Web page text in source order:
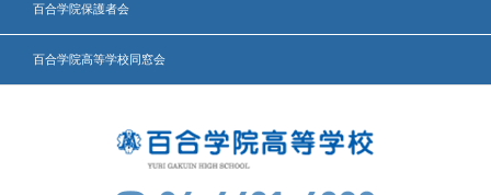
百合学院保護者会
百合学院高等学校同窓会